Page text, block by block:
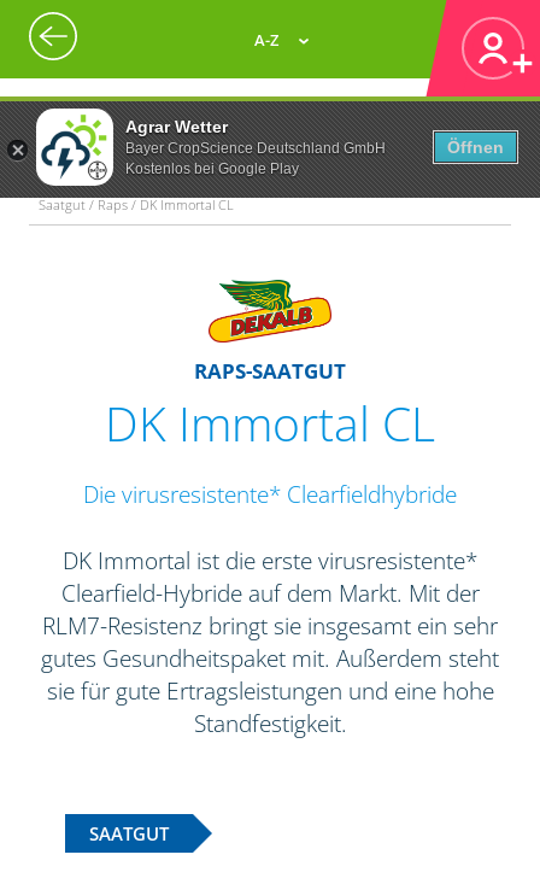
Agrar Wetter
Bayer CropScience Deutschland GmbH
Kostenlos bei Google Play
Öffnen
A-Z
Saatgut / Raps / DK Immortal CL
RAPS-SAATGUT
DK Immortal CL
Die virusresistente* Clearfieldhybride
DK Immortal ist die erste virusresistente*
Clearfield-Hybride auf dem Markt. Mit der
RLM7-Resistenz bringt sie insgesamt ein sehr
gutes Gesundheitspaket mit. Außerdem steht
sie für gute Ertragsleistungen und eine hohe
Standfestigkeit.
SAATGUT